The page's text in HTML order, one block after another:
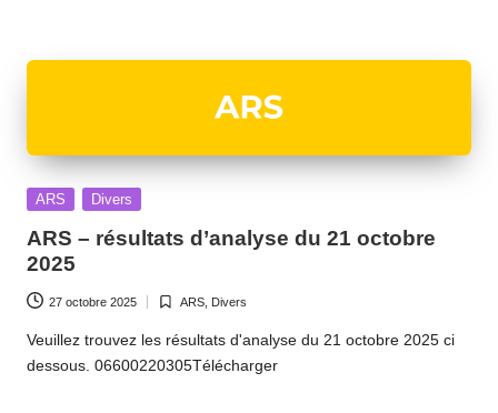
Posted
ARS Divers
ARS – résultats d’analyse du 21 octobre
2025
27 octobre 2025
Posted
ARS, Divers
Veuillez trouvez les résultats d'analyse du 21 octobre 2025 ci
dessous. 06600220305Télécharger